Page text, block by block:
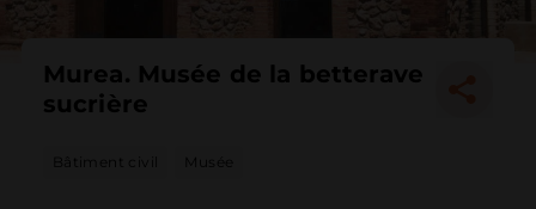
Murea. Musée de la betterave
sucrière
Bâtiment civil Musée